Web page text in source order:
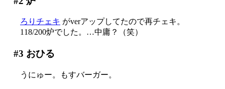
ろりチェキ がverアップしてたので再チェキ。
118/200炉でした。…中庸？（笑）
#3 おひる
うにゅー。もすバーガー。